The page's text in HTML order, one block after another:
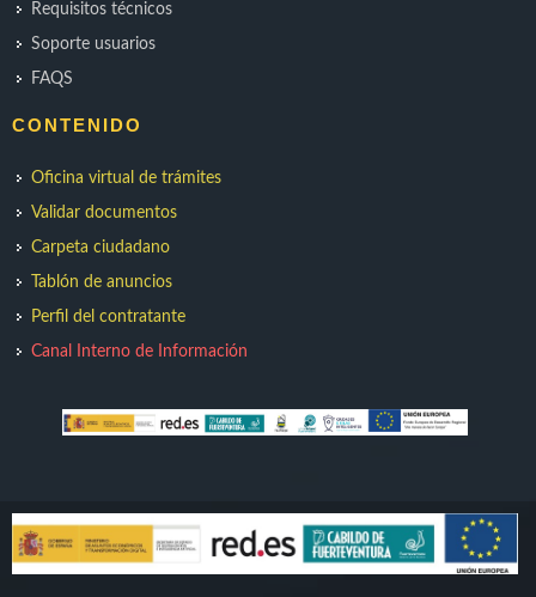
Requisitos técnicos
Soporte usuarios
FAQS
CONTENIDO
Oficina virtual de trámites
Validar documentos
Carpeta ciudadano
Tablón de anuncios
Perfil del contratante
Canal Interno de Información